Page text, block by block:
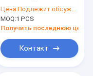
машины
сортировщицы
риса точности
Цена:Подлежит обсуждению
MOQ:1 PCS
Получить последнюю цену
Контакт